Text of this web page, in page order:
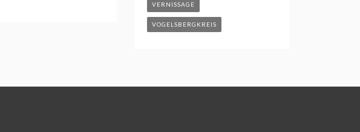
VERNISSAGE
VOGELSBERGKREIS